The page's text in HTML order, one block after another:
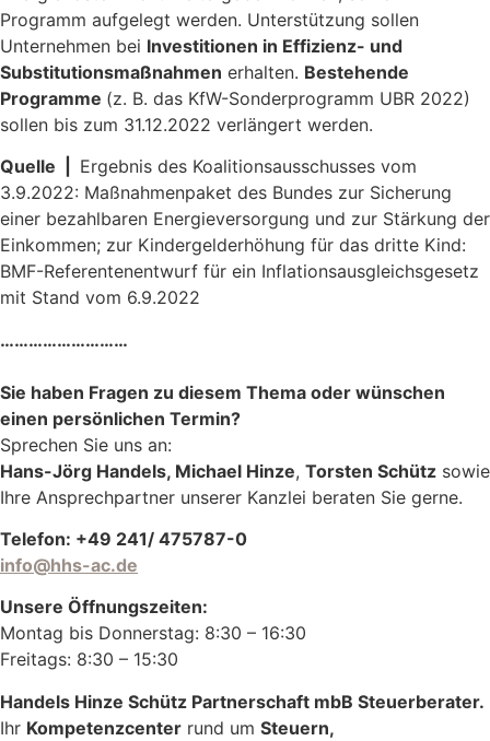
Programm aufgelegt werden. Unterstützung sollen
Unternehmen bei Investitionen in Effizienz- und
Substitutionsmaßnahmen erhalten. Bestehende
Programme (z. B. das KfW-Sonderprogramm UBR 2022)
sollen bis zum 31.12.2022 verlängert werden.
Quelle | Ergebnis des Koalitionsausschusses vom
3.9.2022: Maßnahmenpaket des Bundes zur Sicherung
einer bezahlbaren Energieversorgung und zur Stärkung der
Einkommen; zur Kindergelderhöhung für das dritte Kind:
BMF-Referentenentwurf für ein Inflationsausgleichsgesetz
mit Stand vom 6.9.2022
………………………
Sie haben Fragen zu diesem Thema oder wünschen
einen persönlichen Termin?
Sprechen Sie uns an:
Hans-Jörg Handels, Michael Hinze, Torsten Schütz sowie
Ihre Ansprechpartner unserer Kanzlei beraten Sie gerne.
Telefon: +49 241/ 475787-0
info@hhs-ac.de
Unsere Öffnungszeiten:
Montag bis Donnerstag: 8:30 – 16:30
Freitags: 8:30 – 15:30
Handels Hinze Schütz Partnerschaft mbB Steuerberater.
Ihr Kompetenzcenter rund um Steuern,